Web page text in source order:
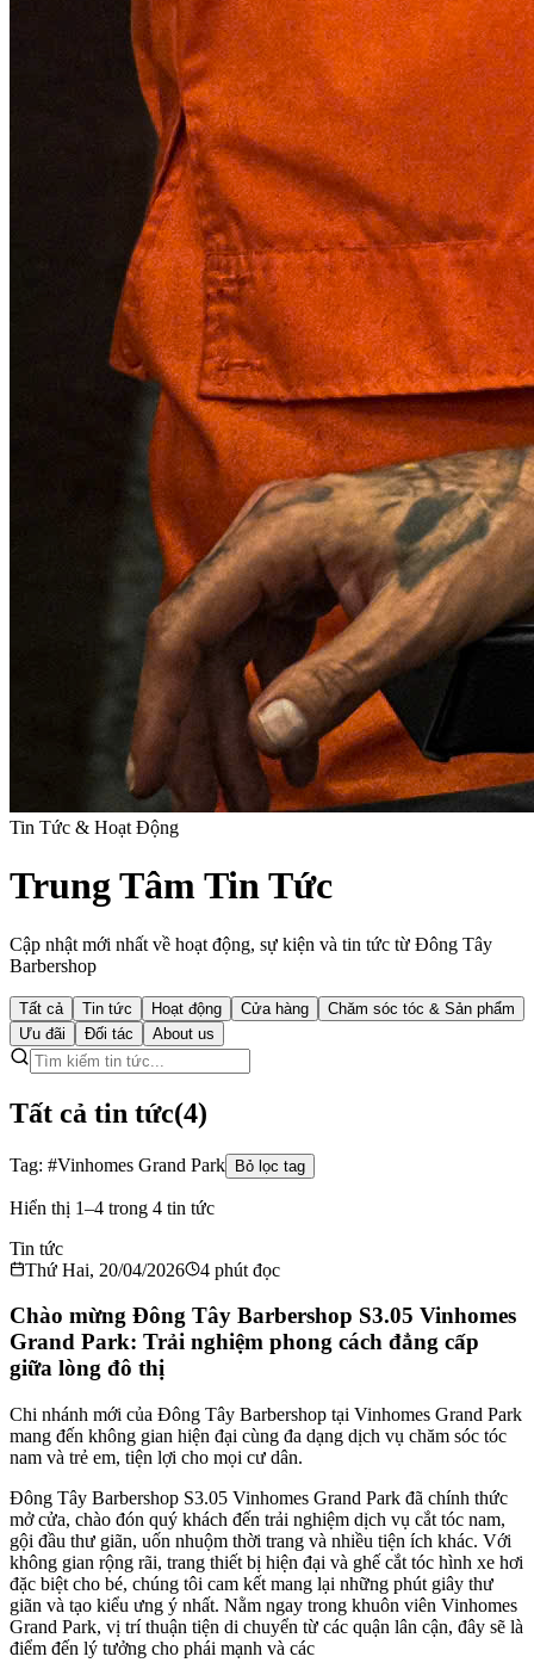
Tin Tức & Hoạt Động
Trung Tâm Tin Tức
Cập nhật mới nhất về hoạt động, sự kiện và tin tức từ Đông Tây
Barbershop
Tất cả Tin tức Hoạt động Cửa hàng
Chăm sóc tóc & Sản phẩm
Ưu đãi
Đối tác About us
Tất cả tin tức(4)
Tag: #Vinhomes Grand Park Bỏ lọc tag
Hiển thị 1–4 trong 4 tin tức
Tin tức
Thứ Hai, 20/04/2026
4 phút đọc
Chào mừng Đông Tây Barbershop S3.05 Vinhomes
Grand Park: Trải nghiệm phong cách đẳng cấp
giữa lòng đô thị
Chi nhánh mới của Đông Tây Barbershop tại Vinhomes Grand Park
mang đến không gian hiện đại cùng đa dạng dịch vụ chăm sóc tóc
nam và trẻ em, tiện lợi cho mọi cư dân.
Đông Tây Barbershop S3.05 Vinhomes Grand Park đã chính thức
mở cửa, chào đón quý khách đến trải nghiệm dịch vụ cắt tóc nam,
gội đầu thư giãn, uốn nhuộm thời trang và nhiều tiện ích khác. Với
không gian rộng rãi, trang thiết bị hiện đại và ghế cắt tóc hình xe hơi
đặc biệt cho bé, chúng tôi cam kết mang lại những phút giây thư
giãn và tạo kiểu ưng ý nhất. Nằm ngay trong khuôn viên Vinhomes
Grand Park, vị trí thuận tiện di chuyển từ các quận lân cận, đây sẽ là
điểm đến lý tưởng cho phái mạnh và các